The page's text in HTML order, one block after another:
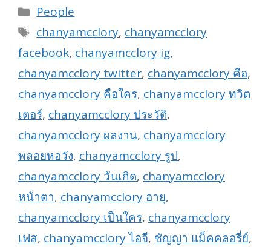
Categories
People
Tags
chanyamcclory, chanyamcclory
facebook, chanyamcclory ig,
chanyamcclory twitter, chanyamcclory คือ,
chanyamcclory คือใคร, chanyamcclory ทวิต
เตอร์, chanyamcclory ประวัติ,
chanyamcclory ผลงาน, chanyamcclory
พลอยหอวัง, chanyamcclory รูป,
chanyamcclory วันเกิด, chanyamcclory
หน้าตา, chanyamcclory อายุ,
chanyamcclory เป็นใคร, chanyamcclory
เฟส, chanyamcclory ไอจี, ชัญญา แม็คคลอรี่ย์,